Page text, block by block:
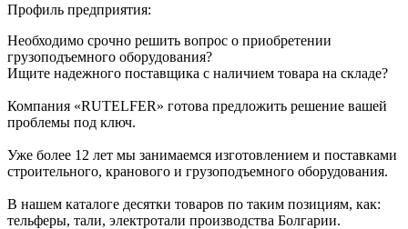
Профиль предприятия:
Необходимо срочно решить вопрос о приобретении
грузоподъемного оборудования?
Ищите надежного поставщика с наличием товара на складе?
Компания «RUTELFER» готова предложить решение вашей
проблемы под ключ.
Уже более 12 лет мы занимаемся изготовлением и поставками
строительного, кранового и грузоподъемного оборудования.
В нашем каталоге десятки товаров по таким позициям, как:
тельферы, тали, электротали производства Болгарии.